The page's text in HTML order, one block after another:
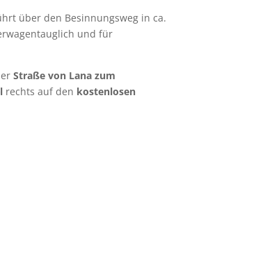
über den Besinnungsweg in ca.
und für
Straße von Lana zum
rechts auf den kostenlosen